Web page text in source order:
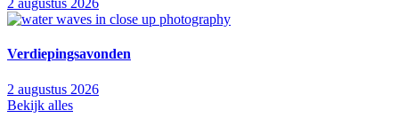
2 augustus 2026
Verdiepingsavonden
2 augustus 2026
Bekijk alles